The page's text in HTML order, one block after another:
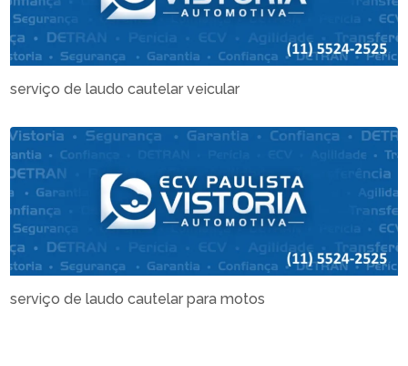
serviço de laudo cautelar veicular
serviço de laudo cautelar para motos